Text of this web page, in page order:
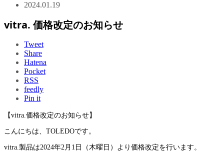
2024.01.19
vitra. 価格改定のお知らせ
Tweet
Share
Hatena
Pocket
RSS
feedly
Pin it
【vitra.価格改定のお知らせ】
こんにちは、TOLEDOです。
vitra.製品は2024年2月1日（木曜日）より価格改定を行います。